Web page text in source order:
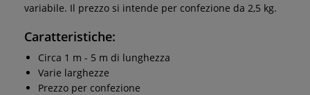
variabile. Il prezzo si intende per confezione da 2,5 kg.
Caratteristiche:
Circa 1 m - 5 m di lunghezza
Varie larghezze
Prezzo per confezione